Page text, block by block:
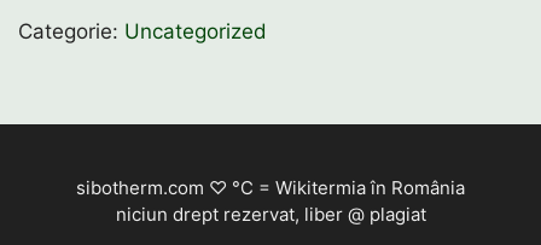
Supply
Categorie: Uncategorized
sibotherm.com ♡ °C = Wikitermia în România
niciun drept rezervat, liber @ plagiat